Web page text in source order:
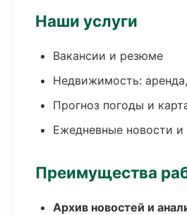
Наши услуги
Вакансии и резюме
Недвижимость:
Прогноз погоды и
Ежедневные новости
Преимущества
Архив новостей и